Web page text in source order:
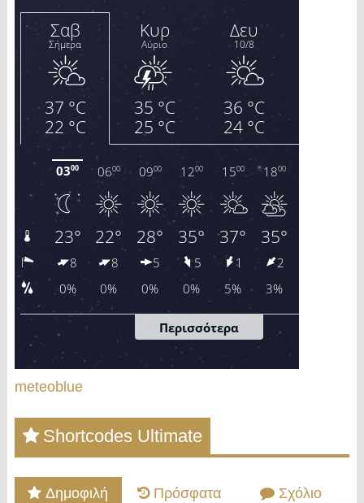
meteoblue
Shortcodes Ultimate
Δημοφιλή Πρόσφατα Σχόλιο